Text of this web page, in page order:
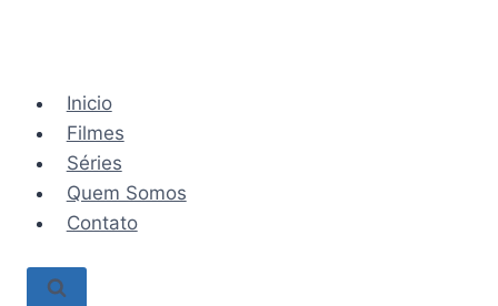
ConteúdoInicio
Filmes
Séries
Quem Somos
Contato